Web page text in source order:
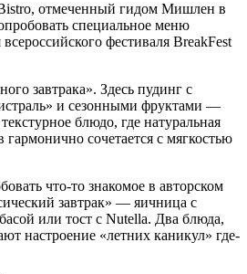
отмеченный гидом Мишлен в
специальное меню
всероссийского фестиваля BreakFest
завтрака». Здесь пудинг с
и сезонными фруктами —
блюдо, где натуральная
гармонично сочетается с мягкостью
что-то знакомое в авторском
завтрак» — яичница с
или тост с Nutella. Два блюда,
настроение «летних каникул» где-